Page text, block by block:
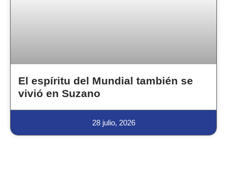
El espíritu del Mundial también se
vivió en Suzano
28 julio, 2026